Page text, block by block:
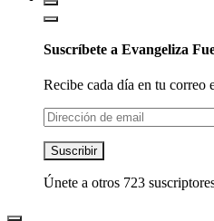
Suscríbete a Evangeliza
Recibe cada día en tu correo
Dirección
de
email
Suscribir
Únete a otros 723